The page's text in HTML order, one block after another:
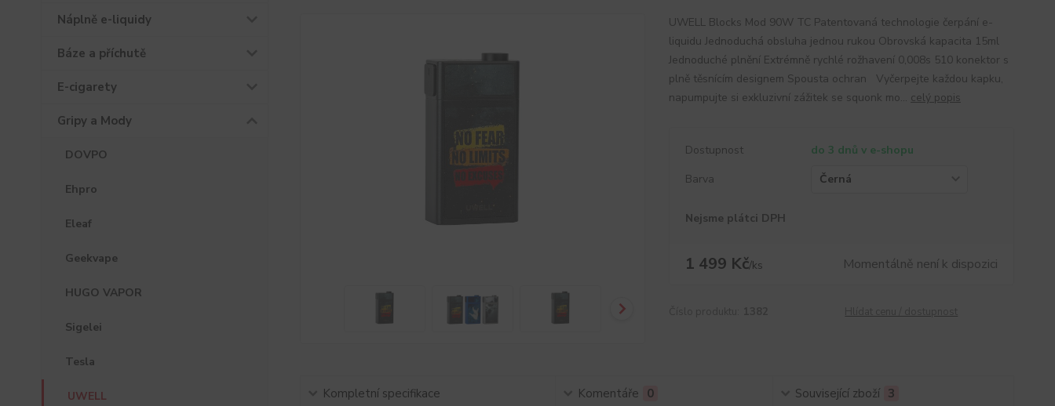
Náplně e-liquidy
Báze a příchutě
E-cigarety
Gripy a Mody
DOVPO
Ehpro
Eleaf
Geekvape
HUGO VAPOR
Sigelei
Tesla
UWELL
UWELL Blocks Mod 90W TC Patentovaná technologie čerpání e-
liquidu Jednoduchá obsluha jednou rukou Obrovská kapacita 15ml
Jednoduché plnění Extrémně rychlé rožhavení 0,008s 510 konektor s
plně těsnícím designem Spousta ochran Vyčerpejte každou kapku,
napumpujte si exkluzivní zážitek se squonk mo... celý popis
Dostupnost
do 3 dnů v e-shopu
Barva
Nejsme plátci DPH
1 499 Kč/ks Momentálně není k dispozici
Kompletní specifikace Komentáře 0 Související zboží 3